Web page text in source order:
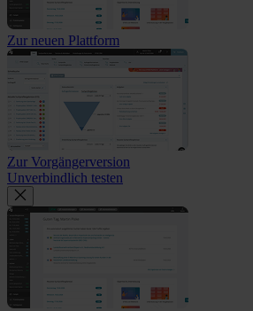
Zur neuen Plattform
Zur Vorgängerversion
Unverbindlich testen